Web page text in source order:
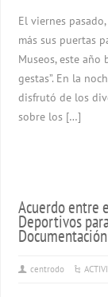
El viernes
más sus puertas
Museos, este
gestas”. En la
disfrutó de los
sobre los […]
Acuerdo entre
Deportivos
centrodo